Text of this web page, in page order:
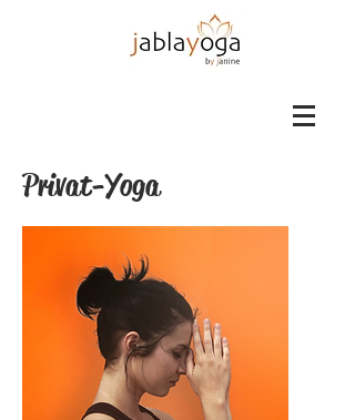
Privat-Yoga